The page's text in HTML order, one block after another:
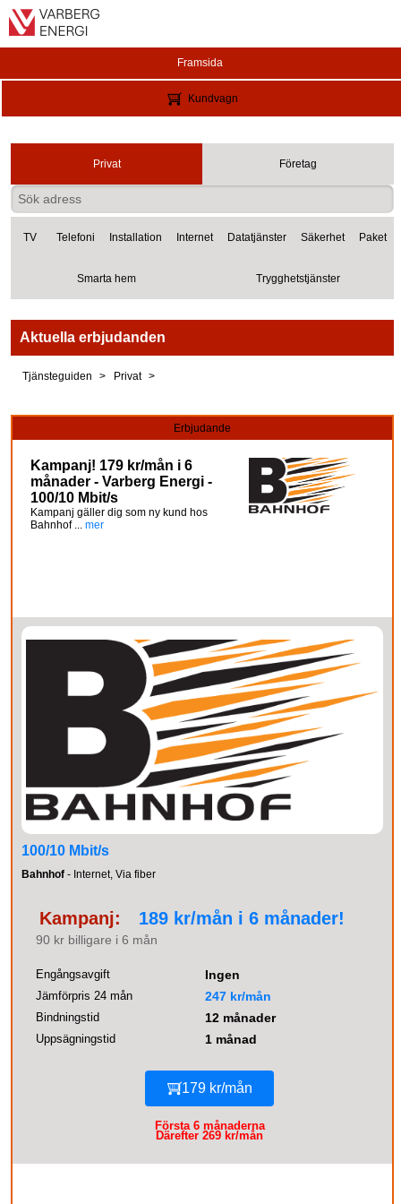
Framsida
Kundvagn
Privat Företag
TV Telefoni Installation Internet Datatjänster Säkerhet Paket
Smarta hem Trygghetstjänster
Aktuella erbjudanden
Tjänsteguiden Privat
Erbjudande
Kampanj! 179 kr/mån i 6
månader - Varberg Energi -
100/10 Mbit/s
Kampanj gäller dig som ny kund hos
Bahnhof ... mer
100/10 Mbit/s
Bahnhof - Internet, Via fiber
Kampanj: 189 kr/mån i 6 månader!
90 kr billigare i 6 mån
Engångsavgift Ingen
Jämförpris 24 mån 247 kr/mån
Bindningstid 12 månader
Uppsägningstid 1 månad
179 kr/mån
Första 6 månaderna
Därefter 269 kr/mån